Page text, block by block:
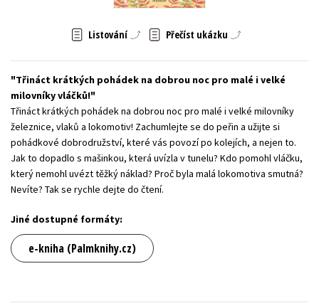
Listování Přečíst ukázku
Třináct krátkých pohádek na dobrou noc pro malé i velké
milovníky vláčků!
Třináct krátkých pohádek na dobrou noc pro malé i velké milovníky
železnice, vlaků a lokomotiv! Zachumlejte se do peřin a užijte si
pohádkové dobrodružství, které vás povozí po kolejích, a nejen to.
Jak to dopadlo s mašinkou, která uvízla v tunelu? Kdo pomohl vláčku,
který nemohl uvézt těžký náklad? Proč byla malá lokomotiva smutná?
Nevíte? Tak se rychle dejte do čtení.
Jiné dostupné formáty:
e-kniha (Palmknihy.cz)